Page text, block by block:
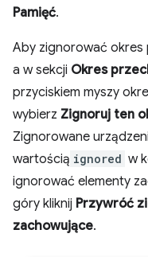
Pamięć.
Aby zignorować okres
a w sekcji Okres
przyciskiem myszy
wybierz Zignoruj ten
Zignorowane
wartością ignored w
ignorować elementy
góry kliknij Przywróć
zachowujące.